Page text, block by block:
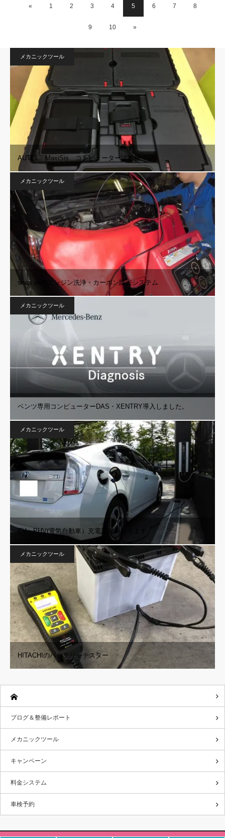
« 1 2 3 4 5 6 7 8
9 10 »
メカニックツール
AUTEL MaxiSis コンピューター診断機
メカニックツール
snap onのエンジン洗浄・カーボン除去システム
メカニックツール
ベンツ専用コンピューターDAS・XENTRY導入しました。
メカニックツール
EV・PHV(電気自動車）充電設備があります。
メカニックツール
HITACHIのバッテリーテスター
ブログ＆整備レポート
メカニックツール
キャンペーン
料金システム
車検予約